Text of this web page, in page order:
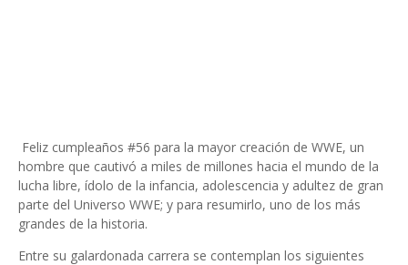
Feliz cumpleaños #56 para la mayor creación de WWE, un
hombre que cautivó a miles de millones hacia el mundo de la
lucha libre, ídolo de la infancia, adolescencia y adultez de gran
parte del Universo WWE; y para resumirlo, uno de los más
grandes de la historia.
Entre su galardonada carrera se contemplan los siguientes